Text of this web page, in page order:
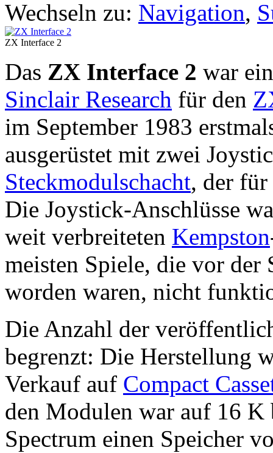
Wechseln zu: Navigation,
ZX Interface 2
Das ZX Interface 2 war
Sinclair Research für den
im September 1983
ausgerüstet mit zwei
Steckmodulschacht, der
Die Joystick-Anschlüsse
weit verbreiteten Kempston
meisten Spiele, die vor
worden waren, nicht
Die Anzahl der
begrenzt: Die Herstellung
Verkauf auf Compact
den Modulen war auf 16 K
Spectrum einen Speicher